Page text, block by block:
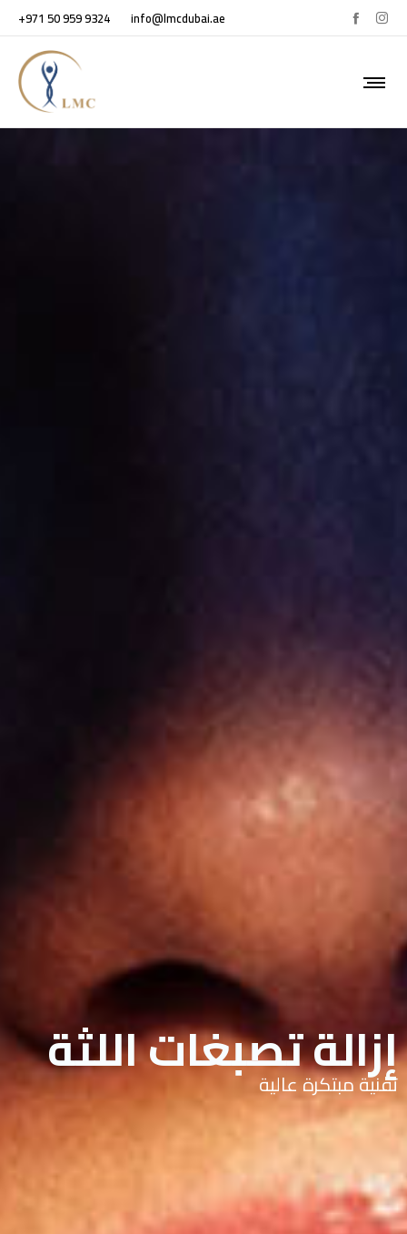
+971 50 959 9324 info@lmcdubai.ae
إزالة تصبغات اللثة
تقنية مبتكرة عالية